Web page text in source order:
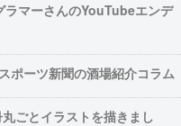
ラマーさんのYouTubeエンデ
ポーツ新聞の酒場紹介コラム
ごとイラストを描きまし